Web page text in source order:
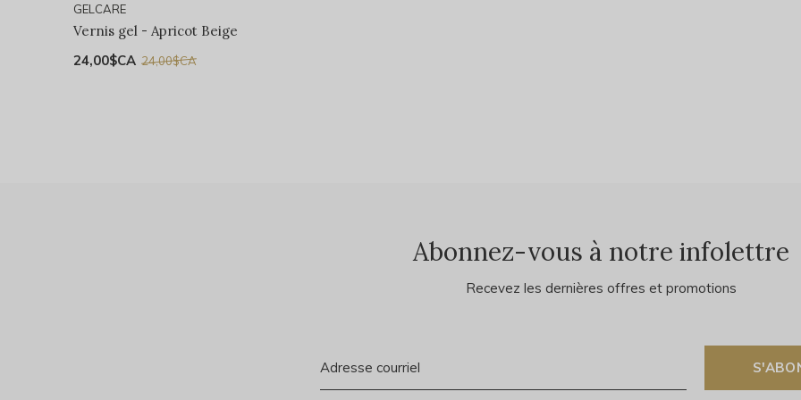
GELCARE
Vernis gel - Apricot Beige
24,00$CA 24,00$CA
Abonnez-vous à notre infolettre
Recevez les dernières offres et promotions